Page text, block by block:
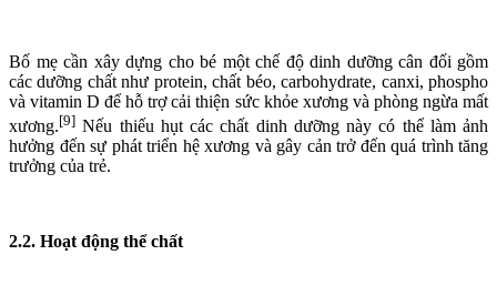
Bố mẹ cần xây dựng cho bé một chế độ dinh dưỡng cân đối gồm
các dưỡng chất như protein, chất béo, carbohydrate, canxi, phospho
và vitamin D để hỗ trợ cải thiện sức khỏe xương và phòng ngừa mất
xương.[9] Nếu thiếu hụt các chất dinh dưỡng này có thể làm ảnh
hưởng đến sự phát triển hệ xương và gây cản trở đến quá trình tăng
trưởng của trẻ.
2.2. Hoạt động thể chất